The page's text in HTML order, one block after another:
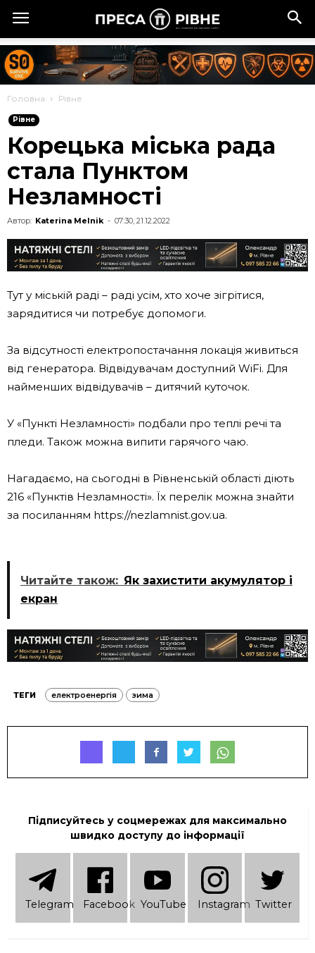
Головна Рівне
Рівне
Корецька міська рада
стала Пунктом
Незламності
Автор: Katerina Melnik - 07:30, 21.12.2022
Тут у міській раді – раді усім, хто хоче зігрітися,
зарядитися чи потребує допомоги.
За відсутності електропостачання локація живиться
від генератора. Відвідувачам доступний WiFi. Для
найменших відвідувачів – дитячий куточок.
У «Пункті Незламності» подбали про теплі речі та
пледи. Також можна випити гарячого чаю.
Нагадаємо, на сьогодні в Рівненській області діють
216 «Пунктів Незламності». Їх перелік можна знайти
за посиланням https://nezlamnist.gov.ua.
Читайте також: Як захистити акумулятор і
екран
ТЕГИ електроенергія зима
Підписуйтесь у соцмережах для максимально
швидко доступу до інформації
Telеgram Facebook YouTube Instagram Twitter